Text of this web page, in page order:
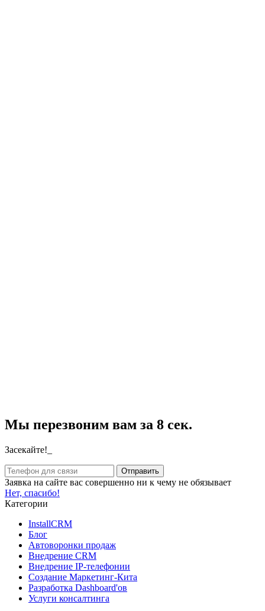
Мы перезвоним вам за 8 сек.
Засекайте!_
Заявка на сайте вас совершенно ни к чему не обязывает
Нет, спасибо!
Категории
InstallCRM
Блог
Автоворонки продаж
Внедрение CRM
Внедрение IP-телефонии
Создание Маркетинг-Кита
Разработка Dashboard'ов
Услуги консалтинга